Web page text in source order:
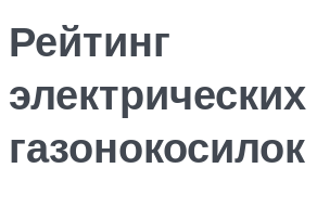
Рейтинг
электрических
газонокосилок